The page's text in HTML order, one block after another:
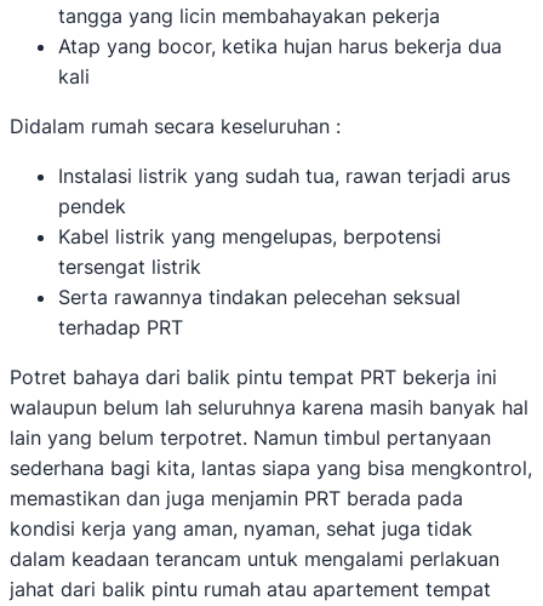
tangga yang licin membahayakan pekerja
Atap yang bocor, ketika hujan harus bekerja dua
kali
Didalam rumah secara keseluruhan :
Instalasi listrik yang sudah tua, rawan terjadi arus
pendek
Kabel listrik yang mengelupas, berpotensi
tersengat listrik
Serta rawannya tindakan pelecehan seksual
terhadap PRT
Potret bahaya dari balik pintu tempat PRT bekerja ini
walaupun belum lah seluruhnya karena masih banyak hal
lain yang belum terpotret. Namun timbul pertanyaan
sederhana bagi kita, lantas siapa yang bisa mengkontrol,
memastikan dan juga menjamin PRT berada pada
kondisi kerja yang aman, nyaman, sehat juga tidak
dalam keadaan terancam untuk mengalami perlakuan
jahat dari balik pintu rumah atau apartement tempat